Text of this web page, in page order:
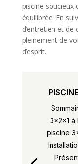
piscine soucieux
équilibrée. En
d’entretien et
pleinement de
d’esprit.
3x2x1 à
piscine